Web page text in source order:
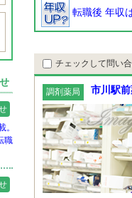
職
転職後 年収
チェックして問い
調剤薬局 市川駅